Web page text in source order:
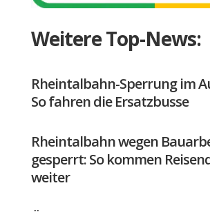
Weitere Top-News:
Rheintalbahn-Sperrung im
So fahren die Ersatzbusse
Rheintalbahn wegen
gesperrt: So kommen
weiter